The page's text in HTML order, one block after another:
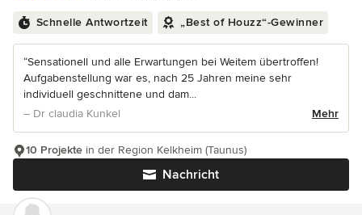
Schnelle Antwortzeit „Best of Houzz“-Gewinner
“Sensationell und alle Erwartungen bei Weitem übertroffen!
Aufgabenstellung war es, nach 25 Jahren meine sehr
individuell geschnittene und dam...
– Dr claudia Kunkel
Mehr
Nachricht
10 Projekte in der Region Kelkheim (Taunus)